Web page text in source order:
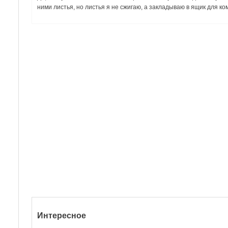
ними листья, но листья я не сжигаю, а закладываю в ящик для
Интересное